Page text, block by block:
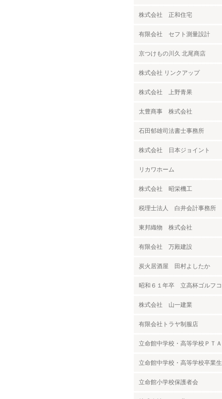
株式会社 正和住宅
有限会社 セフト測量設計
京つけもの川久 北尾商店
株式会社 リンクアップ
株式会社 上野青果
太豊商事 株式会社
石田郁雄司法書士事務所
株式会社 日本ジョイント
リカワホーム
株式会社 昭栄機工
税理士法人 白井会計事務所
東邦織物 株式会社
有限会社 万殿建設
炭火居酒屋 田村よしたか
昭和６１年卒 立高杯ゴルフ
株式会社 山一建業
有限会社トラヤ制服店
立命館中学校・高等学校ＰＴＡ
立命館中学校・高等学校卒業
立命館小学校保護者会